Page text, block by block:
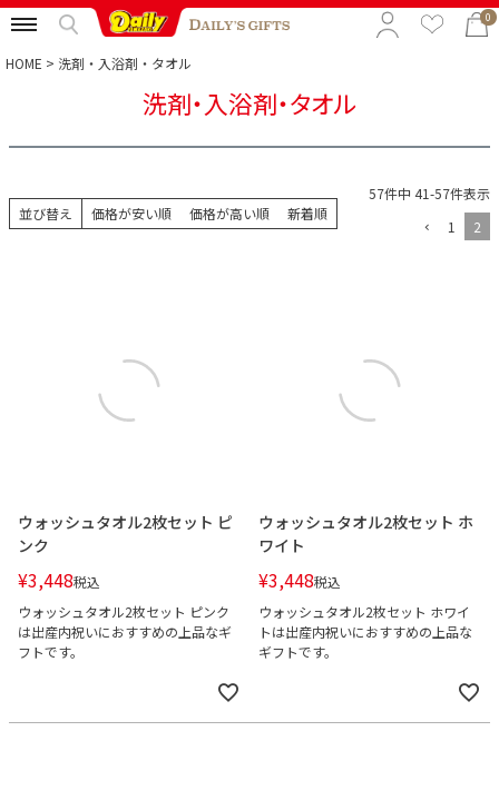
0
カテゴリから選ぶ
HOME 洗剤・入浴剤・タオル
洗剤・入浴剤・タオル
並び替え 価格が安い順 価格が高い順 新着順
57件中 41-57件表示
1
2
ウォッシュタオル2枚セット ピ
ンク
¥3,448税込
ウォッシュタオル2枚セット ピンク
は出産内祝いにおすすめの上品なギ
フトです。
ウォッシュタオル2枚セット ホ
ワイト
¥3,448税込
ウォッシュタオル2枚セット ホワイ
トは出産内祝いにおすすめの上品な
ギフトです。